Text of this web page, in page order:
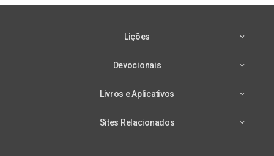
Lições
Devocionais
Livros e Aplicativos
Sites Relacionados